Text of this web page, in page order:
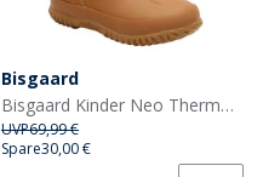
Bisgaard
Bisgaard Kinder Neo Thermo Gummistiefel Nude
UVP69,99 €
Spare30,00 €